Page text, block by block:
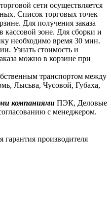
сети осуществляется
Список торговых точек
Для получения заказа
кассовой зоне. Для сборки и
необходимо время 30 мин.
Узнать стоимость и
можно в корзине при
транспортом между
Лысьва, Чусовой, Губаха,
компаниями ПЭК, Деловые
с менеджером.
гарантия производителя